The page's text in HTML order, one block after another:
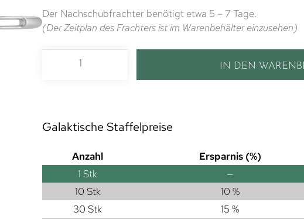
Der Nachschubfrachter benötigt etwa 5 – 7 Tage.
(Der Zeitplan des Frachters ist im Warenbehälter einzusehen)
IN DEN
Galaktische Staffelpreise
Anzahl Ersparnis (%)
1 Stk —
10 Stk
10 %
30 Stk
15 %